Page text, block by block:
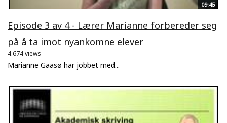
09:45
Episode 3 av 4 - Lærer Marianne forbereder seg
på å ta imot nyankomne elever
4.674 views
Marianne Gaasø har jobbet med...